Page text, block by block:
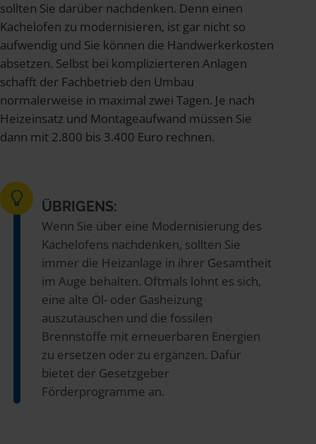
sollten Sie darüber nachdenken. Denn einen
Kachelofen zu modernisieren, ist gar nicht so
aufwendig und Sie können die Handwerkerkosten
absetzen. Selbst bei komplizierteren Anlagen
schafft der Fachbetrieb den Umbau
normalerweise in maximal zwei Tagen. Je nach
Heizeinsatz und Montageaufwand müssen Sie
dann mit 2.800 bis 3.400 Euro rechnen.
ÜBRIGENS:
Wenn Sie über eine Modernisierung des
Kachelofens nachdenken, sollten Sie
immer die Heizanlage in ihrer Gesamtheit
im Auge behalten. Oftmals lohnt es sich,
eine alte Öl- oder Gasheizung
auszutauschen und die fossilen
Brennstoffe mit erneuerbaren Energien
zu ersetzen oder zu ergänzen. Dafür
bietet der Gesetzgeber
Förderprogramme an.